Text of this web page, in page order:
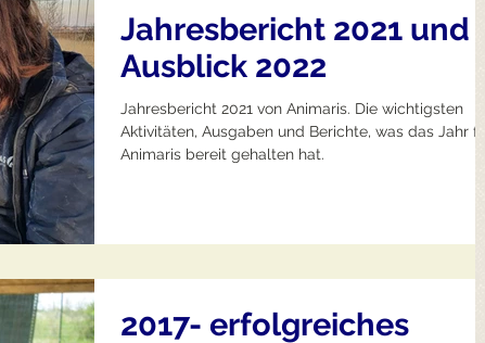
Jahresbericht 2021 und
Ausblick 2022
Jahresbericht 2021 von Animaris. Die wichtigsten
Aktivitäten, Ausgaben und Berichte, was das Jahr für
Animaris bereit gehalten hat.
2017- erfolgreiches